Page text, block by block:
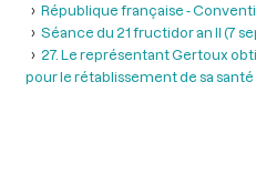
République française -
Séance du 21 fructidor an II (7
27. Le représentant Gertoux
pour le rétablissement de sa santé